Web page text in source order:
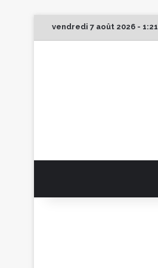
vendredi 7 août 2026 - 1:21